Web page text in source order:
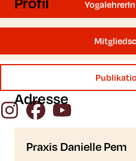
InstagramFacebook
YouTube
Adresse
Praxis Danielle Pem